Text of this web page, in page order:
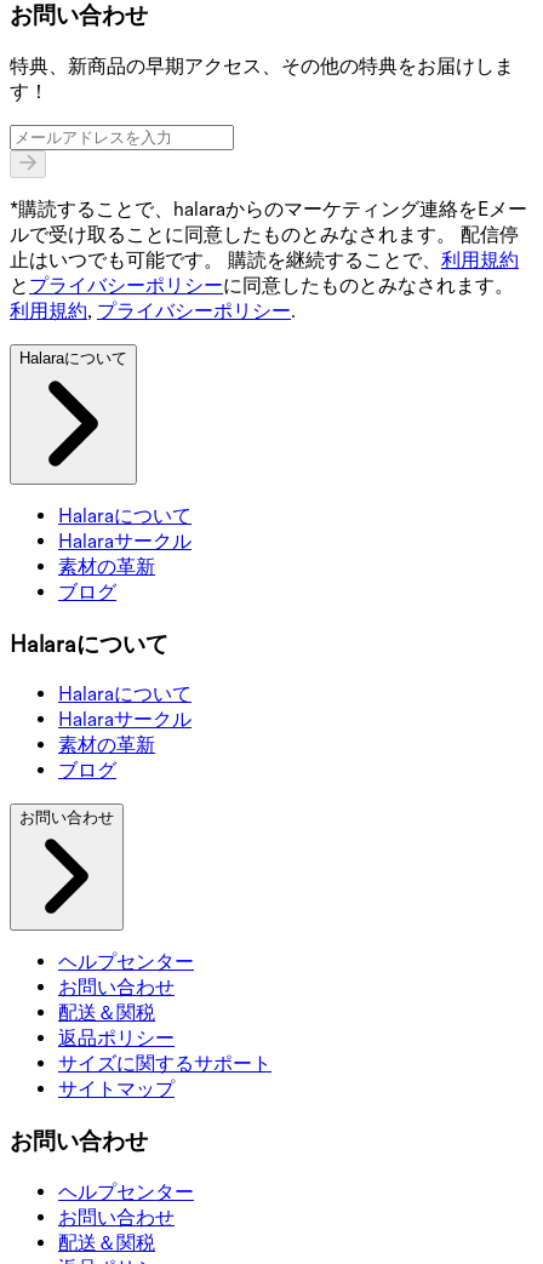
お問い合わせ
特典、新商品の早期アクセス、その他の特典をお届けしま
す！
*購読することで、halaraからのマーケティング連絡をEメー
ルで受け取ることに同意したものとみなされます。 配信停
止はいつでも可能です。 購読を継続することで、 利用規約
と プライバシーポリシーに同意したものとみなされます。
利用規約, プライバシーポリシー.
Halaraについて
Halaraについて
Halaraサークル
素材の革新
ブログ
Halaraについて
Halaraについて
Halaraサークル
素材の革新
ブログ
お問い合わせ
ヘルプセンター
お問い合わせ
配送＆関税
返品ポリシー
サイズに関するサポート
サイトマップ
お問い合わせ
ヘルプセンター
お問い合わせ
配送＆関税